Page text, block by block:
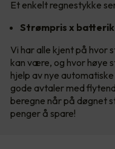
Et enkelt regnestykke
Strømpris x
Vi har alle kjent på hvor
kan være, og hvor høye
hjelp av nye
gode avtaler med
beregne når på døgnet
penger å spare!